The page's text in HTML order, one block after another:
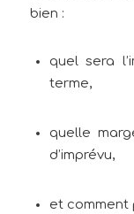
bien :
quel sera
terme,
quelle
d’imprévu,
et comment